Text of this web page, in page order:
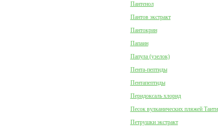
Пантенол
Пантов экстракт
Пантокрин
Папаин
Папула (узелок)
Пента-пептиды
Пентапептиды
Перидоксаль хлорид
Песок вулканических пляжей Таити
Петрушки экстракт